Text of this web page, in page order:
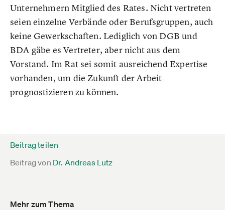
Unternehmern Mitglied des Rates. Nicht vertreten
seien einzelne Verbände oder Berufsgruppen, auch
keine Gewerkschaften. Lediglich von DGB und
BDA gäbe es Vertreter, aber nicht aus dem
Vorstand. Im Rat sei somit ausreichend Expertise
vorhanden, um die Zukunft der Arbeit
prognostizieren zu können.
Beitrag teilen
Beitrag von Dr. Andreas Lutz
Mehr zum Thema